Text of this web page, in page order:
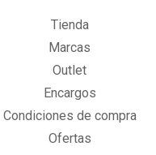
Tienda
Marcas
Outlet
Encargos
Condiciones de compra
Ofertas